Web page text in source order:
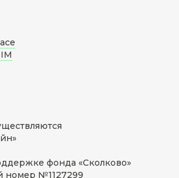
фонда «Сколково»
номер №1127299